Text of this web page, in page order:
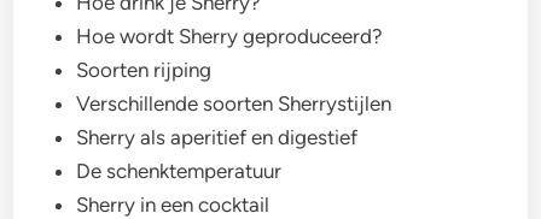
Hoe wordt Sherry geproduceerd?
Soorten rijping
Verschillende soorten Sherrystijlen
Sherry als aperitief en digestief
De schenktemperatuur
Sherry in een cocktail